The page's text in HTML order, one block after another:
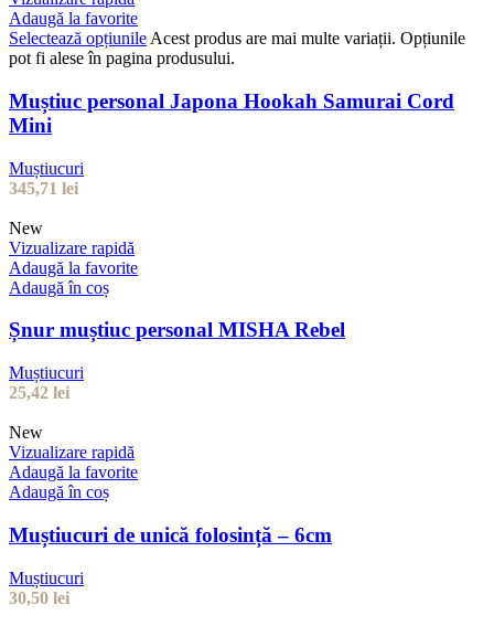
Adaugă la favorite
Selectează opțiunile Acest produs are mai multe variații. Opțiunile
pot fi alese în pagina produsului.
Muștiuc personal Japona Hookah Samurai Cord
Mini
Muștiucuri
345,71 lei
New
Vizualizare rapidă
Adaugă la favorite
Adaugă în coș
Șnur muștiuc personal MISHA Rebel
Muștiucuri
25,42 lei
New
Vizualizare rapidă
Adaugă la favorite
Adaugă în coș
Muștiucuri de unică folosință – 6cm
Muștiucuri
30,50 lei